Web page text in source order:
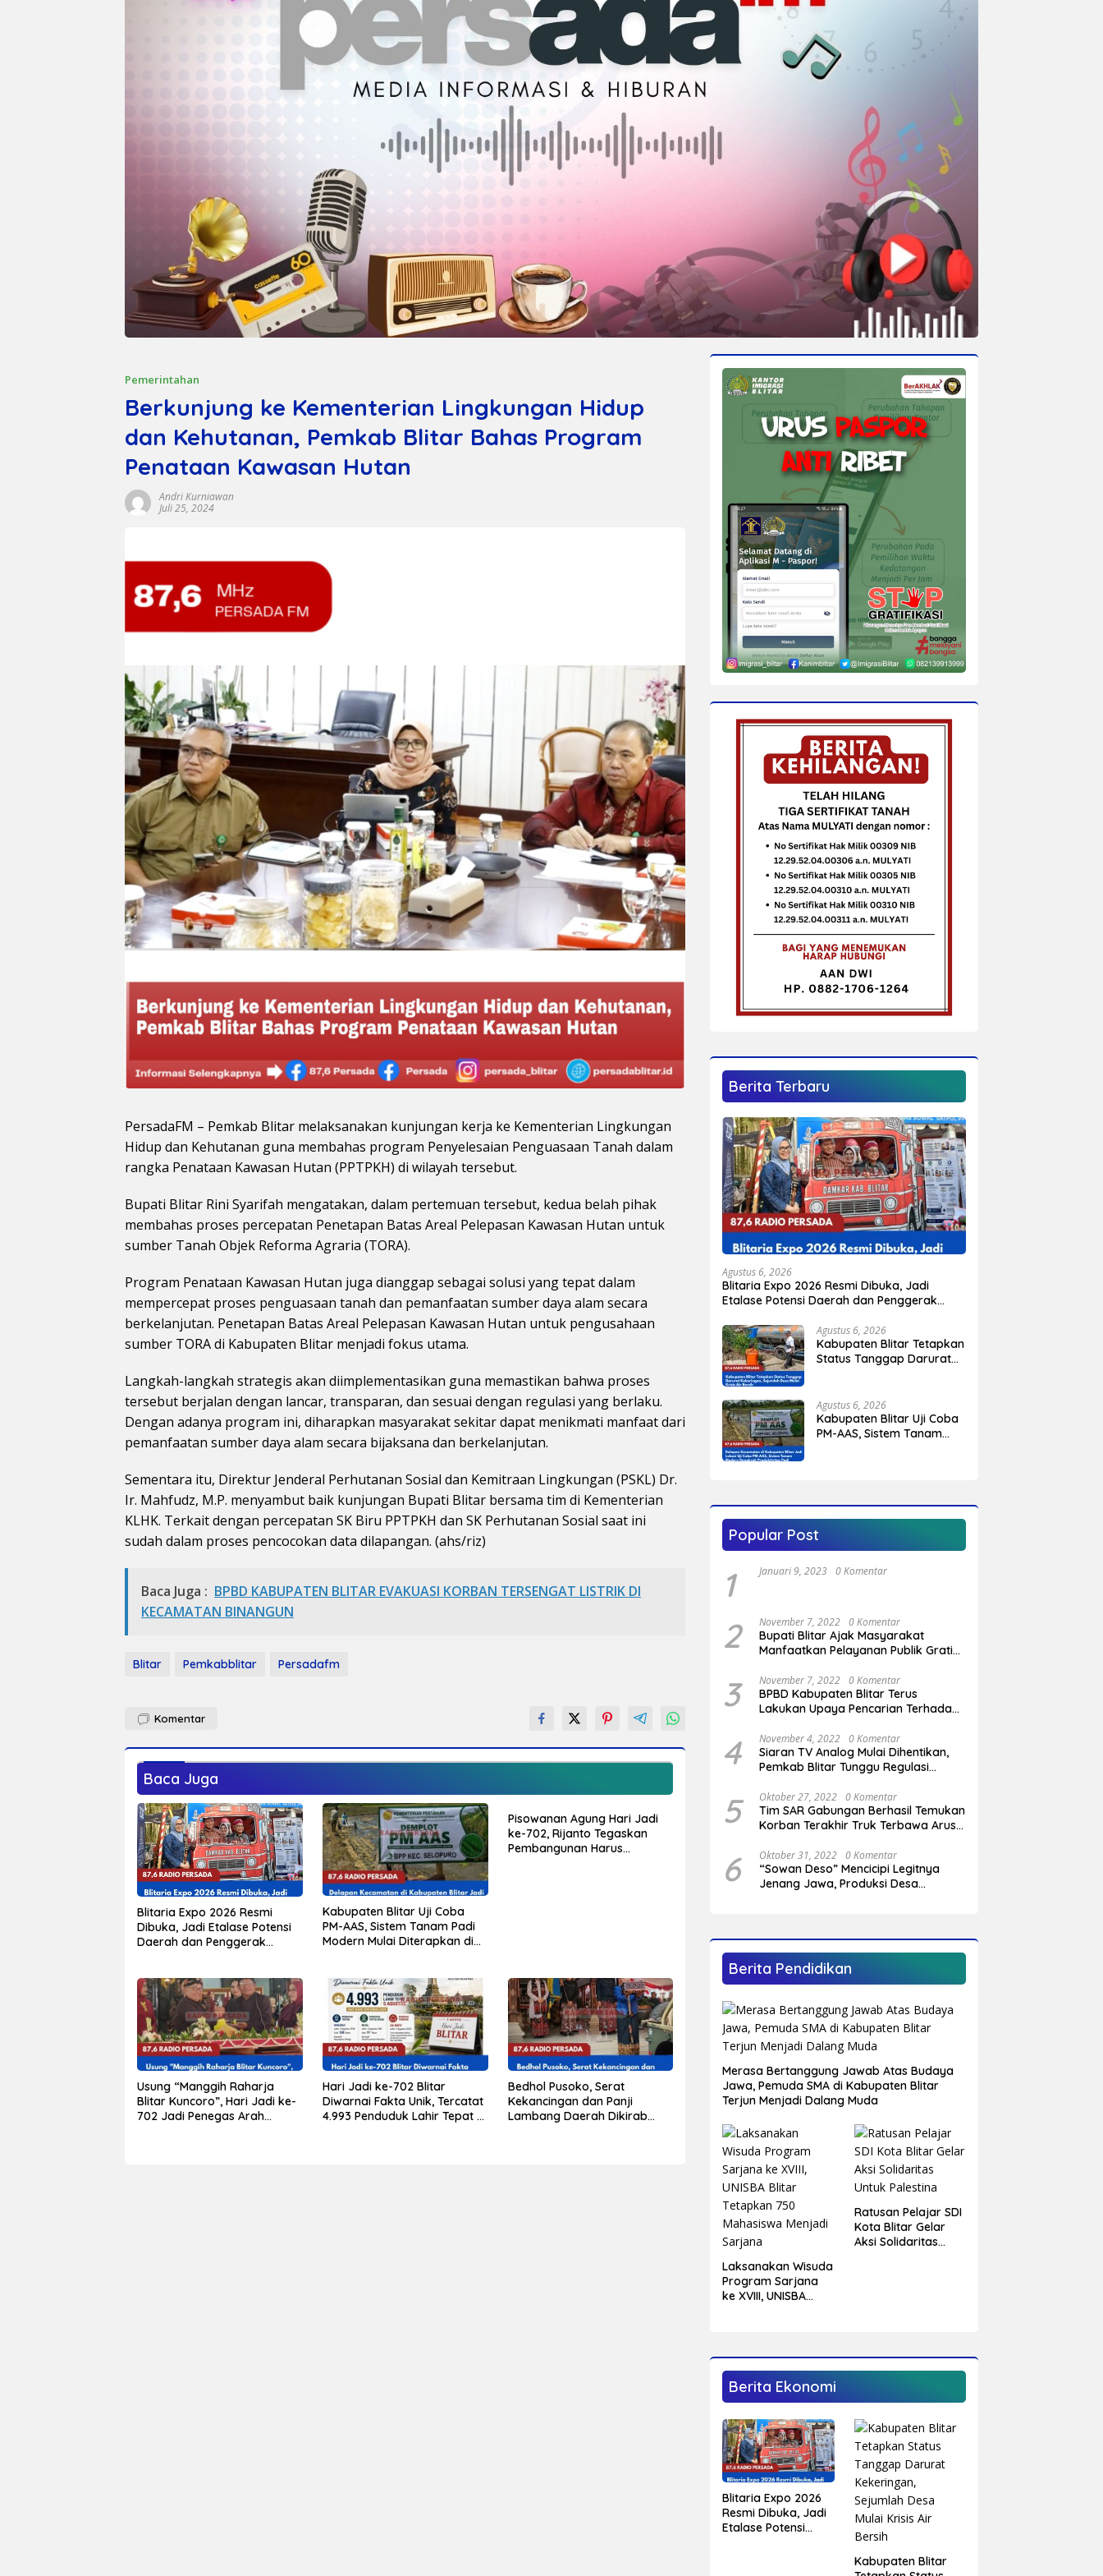
Pemerintahan
Berkunjung ke Kementerian Lingkungan Hidup
dan Kehutanan, Pemkab Blitar Bahas Program
Penataan Kawasan Hutan
Andri Kurniawan
Juli 25, 2024
PersadaFM – Pemkab Blitar melaksanakan kunjungan kerja ke Kementerian Lingkungan
Hidup dan Kehutanan guna membahas program Penyelesaian Penguasaan Tanah dalam
rangka Penataan Kawasan Hutan (PPTPKH) di wilayah tersebut.
Bupati Blitar Rini Syarifah mengatakan, dalam pertemuan tersebut, kedua belah pihak
membahas proses percepatan Penetapan Batas Areal Pelepasan Kawasan Hutan untuk
sumber Tanah Objek Reforma Agraria (TORA).
Program Penataan Kawasan Hutan juga dianggap sebagai solusi yang tepat dalam
mempercepat proses penguasaan tanah dan pemanfaatan sumber daya alam secara
berkelanjutan. Penetapan Batas Areal Pelepasan Kawasan Hutan untuk pengusahaan
sumber TORA di Kabupaten Blitar menjadi fokus utama.
Langkah-langkah strategis akan diimplementasikan guna memastikan bahwa proses
tersebut berjalan dengan lancar, transparan, dan sesuai dengan regulasi yang berlaku.
Dengan adanya program ini, diharapkan masyarakat sekitar dapat menikmati manfaat dari
pemanfaatan sumber daya alam secara bijaksana dan berkelanjutan.
Sementara itu, Direktur Jenderal Perhutanan Sosial dan Kemitraan Lingkungan (PSKL) Dr.
Ir. Mahfudz, M.P. menyambut baik kunjungan Bupati Blitar bersama tim di Kementerian
KLHK. Terkait dengan percepatan SK Biru PPTPKH dan SK Perhutanan Sosial saat ini
sudah dalam proses pencocokan data dilapangan. (ahs/riz)
Baca Juga : BPBD KABUPATEN BLITAR EVAKUASI KORBAN TERSENGAT LISTRIK DI
KECAMATAN BINANGUN
Blitar Pemkabblitar Persadafm
Komentar
Baca Juga
Blitaria Expo 2026 Resmi
Dibuka, Jadi Etalase Potensi
Daerah dan Penggerak
Kabupaten Blitar Uji Coba
PM-AAS, Sistem Tanam Padi
Modern Mulai Diterapkan di
Pisowanan Agung Hari Jadi
ke-702, Rijanto Tegaskan
Pembangunan Harus
Usung “Manggih Raharja
Blitar Kuncoro”, Hari Jadi ke-
702 Jadi Penegas Arah
Hari Jadi ke-702 Blitar
Diwarnai Fakta Unik, Tercatat
4.993 Penduduk Lahir Tepat 5
Bedhol Pusoko, Serat
Kekancingan dan Panji
Lambang Daerah Dikirab
Berita Terbaru
Agustus 6, 2026
Blitaria Expo 2026 Resmi Dibuka, Jadi
Etalase Potensi Daerah dan Penggerak
Agustus 6, 2026
Kabupaten Blitar Tetapkan
Status Tanggap Darurat
Agustus 6, 2026
Kabupaten Blitar Uji Coba
PM-AAS, Sistem Tanam
Popular Post
1 Januari 9, 2023 0 Komentar
2 November 7, 2022 0 Komentar
Bupati Blitar Ajak Masyarakat
Manfaatkan Pelayanan Publik Gratis
Desa/Kelurahan
3 November 7, 2022 0 Komentar
BPBD Kabupaten Blitar Terus
Lakukan Upaya Pencarian Terhadap
Serang
4 November 4, 2022 0 Komentar
Siaran TV Analog Mulai Dihentikan,
Pemkab Blitar Tunggu Regulasi
5 Oktober 27, 2022 0 Komentar
Tim SAR Gabungan Berhasil Temukan
Korban Terakhir Truk Terbawa Arus
6 Oktober 31, 2022 0 Komentar
“Sowan Deso” Mencicipi Legitnya
Jenang Jawa, Produksi Desa
Berita Pendidikan
Merasa Bertanggung Jawab Atas Budaya
Jawa, Pemuda SMA di Kabupaten Blitar
Terjun Menjadi Dalang Muda
Laksanakan Wisuda
Program Sarjana
ke XVIII, UNISBA
Ratusan Pelajar SDI
Kota Blitar Gelar
Aksi Solidaritas
Berita Ekonomi
Blitaria Expo 2026
Resmi Dibuka, Jadi
Etalase Potensi
Kabupaten Blitar